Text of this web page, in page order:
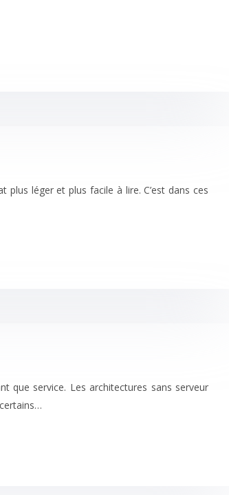
léger et plus facile à lire. C’est dans ces
que service. Les architectures sans serveur